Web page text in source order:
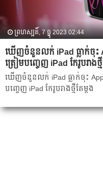
ព្រហស្បតិ៍, 7 ធ្នូ 2023 02:44
ឃើញ​ចំនួនលក់ iPad ធ្លាក់ចុះ
ត្រៀម​បញ្ចេញ iPad កែរូបរាងថ្មី​
ឃើញ​ចំនួនលក់ iPad ធ្លាក់ចុះ
បញ្ចេញ iPad កែរូបរាងថ្មី​តែម្តង